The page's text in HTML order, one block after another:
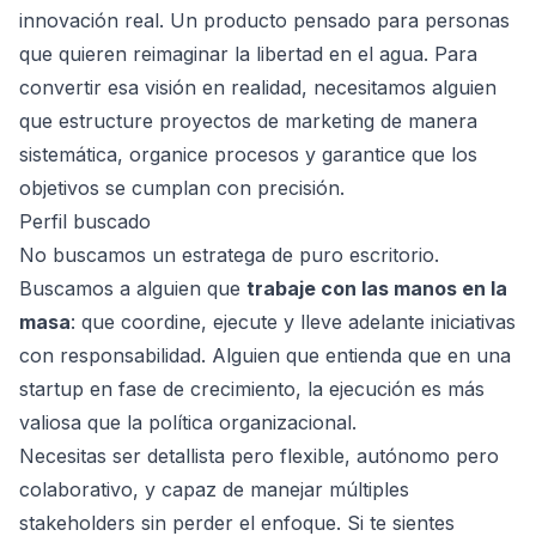
innovación real. Un producto pensado para personas
que quieren reimaginar la libertad en el agua. Para
convertir esa visión en realidad, necesitamos alguien
que estructure proyectos de marketing de manera
sistemática, organice procesos y garantice que los
objetivos se cumplan con precisión.
Perfil buscado
No buscamos un estratega de puro escritorio.
Buscamos a alguien que trabaje con las manos en la
masa: que coordine, ejecute y lleve adelante iniciativas
con responsabilidad. Alguien que entienda que en una
startup en fase de crecimiento, la ejecución es más
valiosa que la política organizacional.
Necesitas ser detallista pero flexible, autónomo pero
colaborativo, y capaz de manejar múltiples
stakeholders sin perder el enfoque. Si te sientes